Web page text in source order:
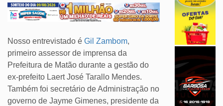
Nosso entrevistado é Gil Zambom,
primeiro assessor de imprensa da
Prefeitura de Matão durante a gestão do
ex-prefeito Laert José Tarallo Mendes.
Também foi secretário de Administração no
governo de Jayme Gimenes, presidente da